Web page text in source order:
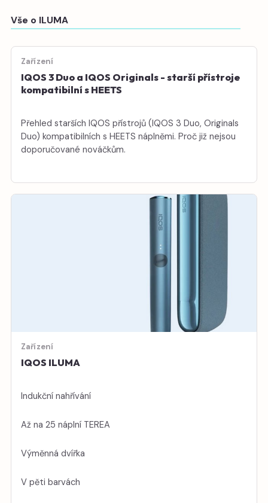
Vše o ILUMA
Zařízení
IQOS 3 Duo a IQOS Originals - starší přístroje
kompatibilní s HEETS
Přehled starších IQOS přístrojů (IQOS 3 Duo, Originals
Duo) kompatibilních s HEETS náplněmi. Proč již nejsou
doporučované nováčkům.
Zařízení
IQOS ILUMA
Indukční nahřívání
Až na 25 náplní TEREA
Výměnná dvířka
V pěti barvách